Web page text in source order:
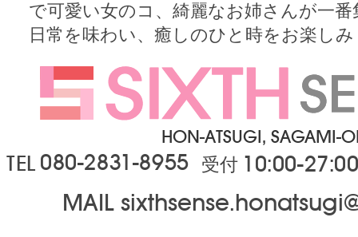
で可愛い女のコ、綺麗なお姉さんが一
日常を味わい、癒しのひと時をお楽し
HON-ATSUGI, SAGAMI-
TEL 080-2831-8955 受付 10:00-
MAIL